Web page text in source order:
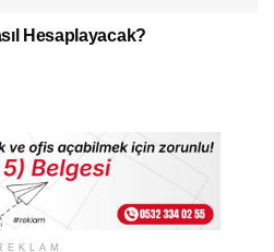
Hesaplayacak?